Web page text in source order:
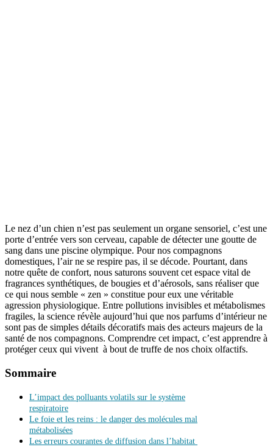
Le nez d’un chien n’est pas seulement un organe sensoriel, c’est une
porte d’entrée vers son cerveau, capable de détecter une goutte de
sang dans une piscine olympique. Pour nos compagnons
domestiques, l’air ne se respire pas, il se décode. Pourtant, dans
notre quête de confort, nous saturons souvent cet espace vital de
fragrances synthétiques, de bougies et d’aérosols, sans réaliser que
ce qui nous semble « zen » constitue pour eux une véritable
agression physiologique. Entre pollutions invisibles et métabolismes
fragiles, la science révèle aujourd’hui que nos parfums d’intérieur ne
sont pas de simples détails décoratifs mais des acteurs majeurs de la
santé de nos compagnons. Comprendre cet impact, c’est apprendre à
protéger ceux qui vivent à bout de truffe de nos choix olfactifs.
Sommaire
L’impact des polluants volatils sur le système
respiratoire
Le foie et les reins : le danger des molécules mal
métabolisées
Les erreurs courantes de diffusion dans l’habitat